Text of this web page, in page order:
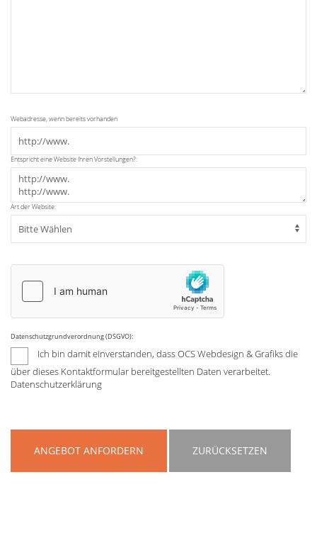
Webadresse, wenn bereits vorhanden
Entspricht eine Website Ihren Vorstellungen?:
Art der Website:
Datenschutzgrundverordnung (DSGVO):
Ich bin damit einverstanden, dass OCS Webdesign & Grafiks die
über dieses Kontaktformular bereitgestellten Daten verarbeitet.
Datenschutzerklärung
ANGEBOT ANFORDERN ZURÜCKSETZEN